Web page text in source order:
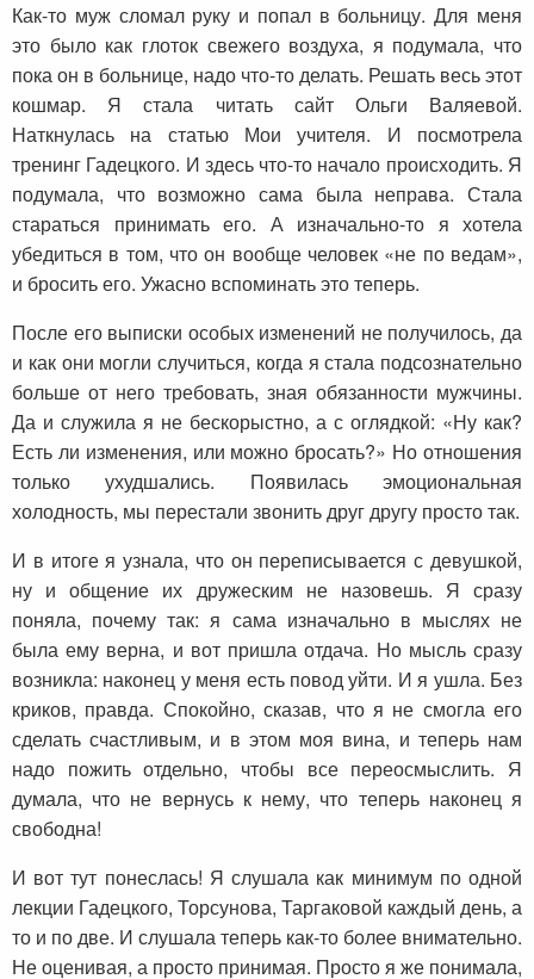
Как-то муж сломал руку и попал в больницу. Для меня
это было как глоток свежего воздуха, я подумала, что
пока он в больнице, надо что-то делать. Решать весь этот
кошмар. Я стала читать сайт Ольги Валяевой.
Наткнулась на статью Мои учителя. И посмотрела
тренинг Гадецкого. И здесь что-то начало происходить. Я
подумала, что возможно сама была неправа. Стала
стараться принимать его. А изначально-то я хотела
убедиться в том, что он вообще человек «не по ведам»,
и бросить его. Ужасно вспоминать это теперь.
После его выписки особых изменений не получилось, да
и как они могли случиться, когда я стала подсознательно
больше от него требовать, зная обязанности мужчины.
Да и служила я не бескорыстно, а с оглядкой: «Ну как?
Есть ли изменения, или можно бросать?» Но отношения
только ухудшались. Появилась эмоциональная
холодность, мы перестали звонить друг другу просто так.
И в итоге я узнала, что он переписывается с девушкой,
ну и общение их дружеским не назовешь. Я сразу
поняла, почему так: я сама изначально в мыслях не
была ему верна, и вот пришла отдача. Но мысль сразу
возникла: наконец у меня есть повод уйти. И я ушла. Без
криков, правда. Спокойно, сказав, что я не смогла его
сделать счастливым, и в этом моя вина, и теперь нам
надо пожить отдельно, чтобы все переосмыслить. Я
думала, что не вернусь к нему, что теперь наконец я
свободна!
И вот тут понеслась! Я слушала как минимум по одной
лекции Гадецкого, Торсунова, Таргаковой каждый день, а
то и по две. И слушала теперь как-то более внимательно.
Не оценивая, а просто принимая. Просто я же понимала,